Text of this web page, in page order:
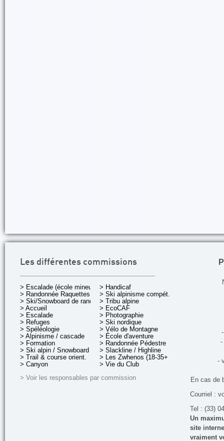
Les différentes commissions
> Escalade (école mineurs)
> Randonnée Raquettes
> Ski/Snowboard de rando.
> Accueil
> Escalade
> Refuges
> Spéléologie
> Alpinisme / cascade
> Formation
> Ski alpin / Snowboard
> Trail & course orient.
> Canyon
> Handicaf
> Ski alpinisme compét.
> Tribu alpine
> EcoCAF
> Photographie
> Ski nordique
> Vélo de Montagne
> École d'aventure
> Randonnée Pédestre
> Slackline / Highline
> Les Zwhenos (18-35+ ans)
> Vie du Club
> Voir les responsables par commission
-
-
En cas de
Courriel :
Tel : (33)
Un
site
vraiment